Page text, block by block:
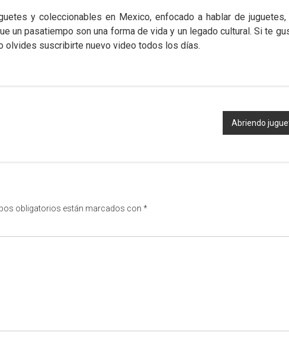
y coleccionables en Mexico, enfocado a hablar de
un pasatiempo son una forma de vida y un legado cultural. Si te
olvides suscribirte nuevo video todos los días.
Abriendo
obligatorios están marcados con *